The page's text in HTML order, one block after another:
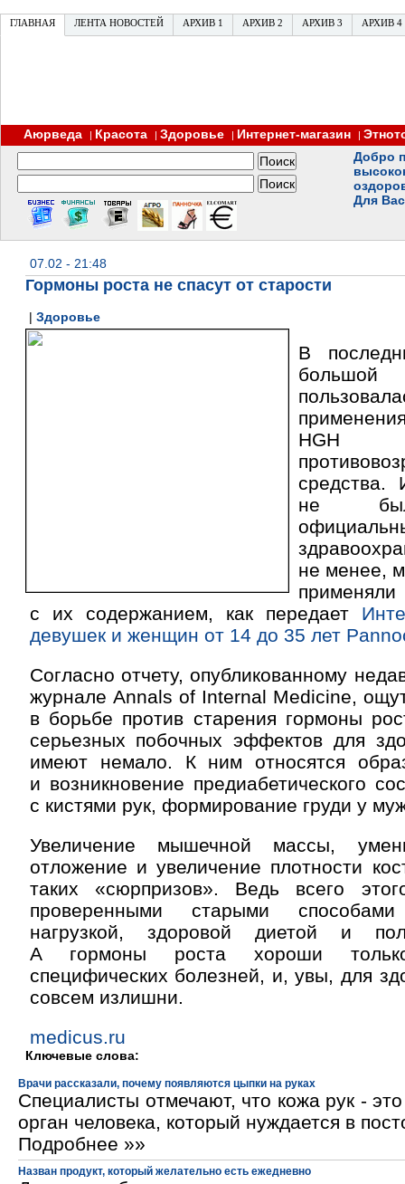
ГЛАВНАЯ ЛЕНТА НОВОСТЕЙ АРХИВ 1 АРХИВ 2 АРХИВ 3 АРХИВ 4
Аюрведа | Красота | Здоровье | Интернет-магазин |
Добро
Для
07.02 - 21:48
Гормоны роста не спасут от старости
| Здоровье
В
большой
HGH
средства.
не
не менее,
с их содержанием, как передает
девушек и женщин от 14 до 35 лет
Согласно отчету, опубликованному
журнале Annals of Internal Medicine,
в борьбе против старения гормоны
серьезных побочных эффектов для
имеют немало. К ним относятся
и возникновение предиабетического
с кистями рук, формирование груди у
Увеличение мышечной массы,
отложение и увеличение плотности
таких «сюрпризов». Ведь всего
проверенными старыми
нагрузкой, здоровой диетой и
А гормоны роста хороши
специфических болезней, и, увы, для
совсем излишни.
medicus.ru
Ключевые слова:
Врачи рассказали, почему появляются цыпки на руках
Специалисты отмечают, что кожа рук -
орган человека, который нуждается в
Подробнее »»
Назван продукт, который желательно есть ежедневно